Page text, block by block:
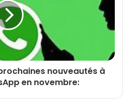
nouveautés à
en novembre: